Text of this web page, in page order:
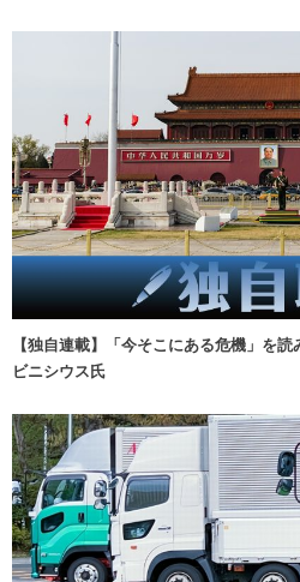
【独自連載】「今そこにある危機」を
ビニシウス氏